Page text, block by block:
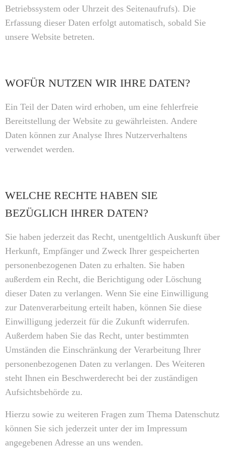
Betriebssystem oder Uhrzeit des Seitenaufrufs). Die
Erfassung dieser Daten erfolgt automatisch, sobald Sie
unsere Website betreten.
WOFÜR NUTZEN WIR IHRE DATEN?
Ein Teil der Daten wird erhoben, um eine fehlerfreie
Bereitstellung der Website zu gewährleisten. Andere
Daten können zur Analyse Ihres Nutzerverhaltens
verwendet werden.
WELCHE RECHTE HABEN SIE
BEZÜGLICH IHRER DATEN?
Sie haben jederzeit das Recht, unentgeltlich Auskunft über
Herkunft, Empfänger und Zweck Ihrer gespeicherten
personenbezogenen Daten zu erhalten. Sie haben
außerdem ein Recht, die Berichtigung oder Löschung
dieser Daten zu verlangen. Wenn Sie eine Einwilligung
zur Datenverarbeitung erteilt haben, können Sie diese
Einwilligung jederzeit für die Zukunft widerrufen.
Außerdem haben Sie das Recht, unter bestimmten
Umständen die Einschränkung der Verarbeitung Ihrer
personenbezogenen Daten zu verlangen. Des Weiteren
steht Ihnen ein Beschwerderecht bei der zuständigen
Aufsichtsbehörde zu.
Hierzu sowie zu weiteren Fragen zum Thema Datenschutz
können Sie sich jederzeit unter der im Impressum
angegebenen Adresse an uns wenden.